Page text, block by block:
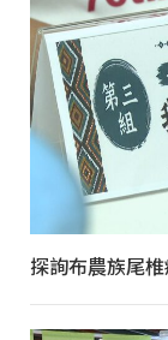
探詢布農族尾